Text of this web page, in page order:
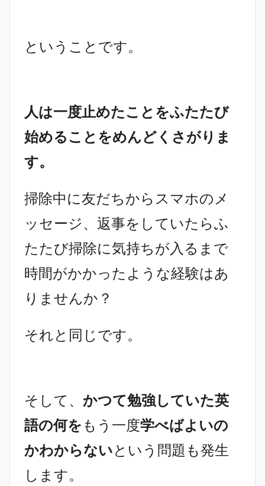
ということです。
人は一度止めたことをふたたび
始めることをめんどくさがりま
す。
掃除中に友だちからスマホのメ
ッセージ、返事をしていたらふ
たたび掃除に気持ちが入るまで
時間がかかったような経験はあ
りませんか？
それと同じです。
そして、 かつて勉強していた英
語の何を もう一度学べばよいの
かわからないという問題も発生
します。